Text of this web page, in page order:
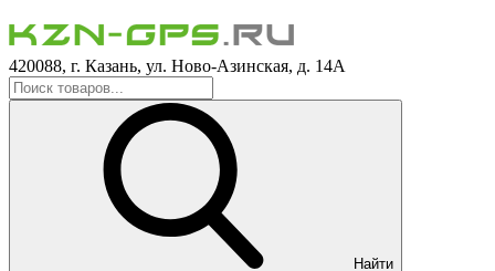
420088, г. Казань, ул. Ново-Азинская, д. 14А
Найти